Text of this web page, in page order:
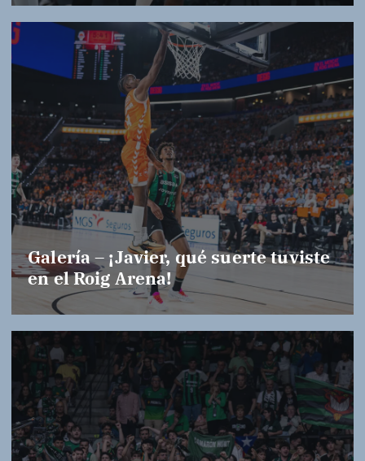
Galería – ¡Javier, qué suerte tuviste
en el Roig Arena!